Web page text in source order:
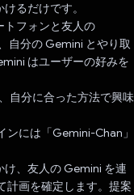
るだけです。
フォンと友人の
自分の Gemini とやり取
はユーザーの好みを
自分に合った方法で興味
ンには「Gemini-Chan」
、友人の Gemini を連
計画を確定します。提案